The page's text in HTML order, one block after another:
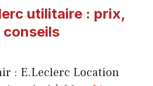
utilitaire : prix,
: E.Leclerc Location